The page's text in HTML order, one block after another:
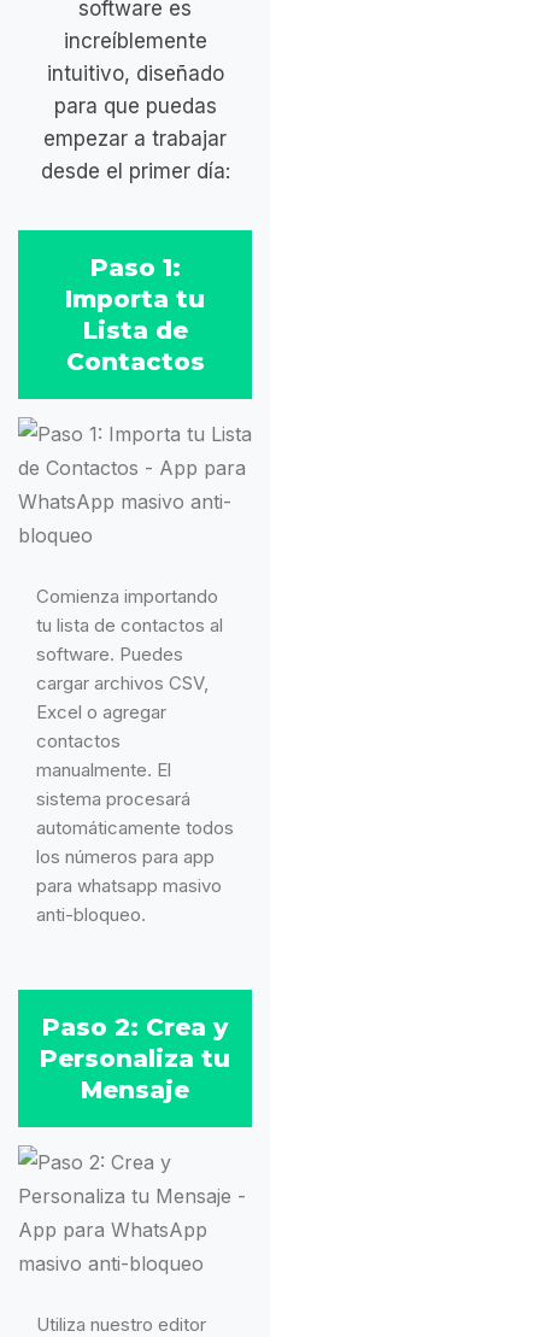
software es
increíblemente
intuitivo, diseñado
para que puedas
empezar a trabajar
desde el primer día:
Paso 1:
Importa tu
Lista de
Contactos
Comienza importando
tu lista de contactos al
software. Puedes
cargar archivos CSV,
Excel o agregar
contactos
manualmente. El
sistema procesará
automáticamente todos
los números para app
para whatsapp masivo
anti-bloqueo.
Paso 2: Crea y
Personaliza tu
Mensaje
Utiliza nuestro editor